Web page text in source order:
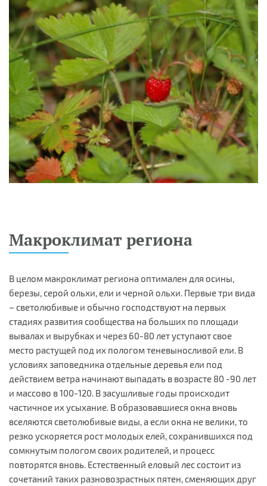
Макроклимат региона
В целом макроклимат региона оптимален для осины,
березы, серой ольхи, ели и черной ольхи. Первые три вида
– светолюбивые и обычно господствуют на первых
стадиях развития сообщества на больших по площади
вывалах и вырубках и через 60-80 лет уступают свое
место растущей под их пологом теневыносливой ели. В
условиях заповедника отдельные деревья ели под
действием ветра начинают выпадать в возрасте 80 -90 лет
и массово в 100-120. В засушливые годы происходит
частичное их усыхание. В образовавшиеся окна вновь
вселяются светолюбивые виды, а если окна не велики, то
резко ускоряется рост молодых елей, сохранившихся под
сомкнутым пологом своих родителей, и процесс
повторятся вновь. Естественный еловый лес состоит из
сочетаний таких разновозрастных пятен, сменяющих друг